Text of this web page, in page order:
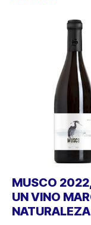
MUSCO
UN VINO
NATURALEZA